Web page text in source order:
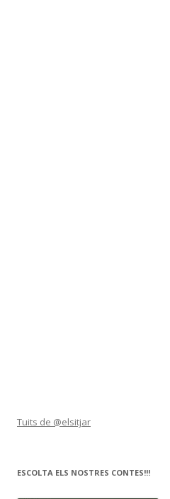
Tuits de @elsitjar
ESCOLTA ELS NOSTRES CONTES!!!